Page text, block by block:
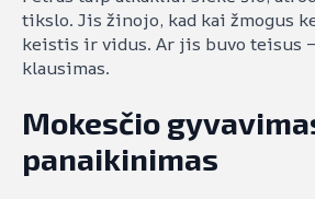
tikslo. Jis žinojo, kad kai žmogus
keistis ir vidus. Ar jis buvo teisus
klausimas.
Mokesčio
panaikinimas